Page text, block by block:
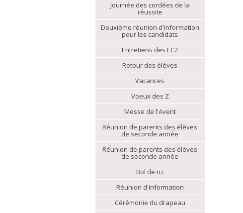
Journée des cordées de la
réussite
Deuxième réunion d'information
pour les candidats
Entretiens des EC2
Retour des élèves
Vacances
Voeux des Z
Messe de l'Avent
Réunion de parents des élèves
de seconde année
Réunion de parents des élèves
de seconde année
Bol de riz
Réunion d'information
Cérémonie du drapeau